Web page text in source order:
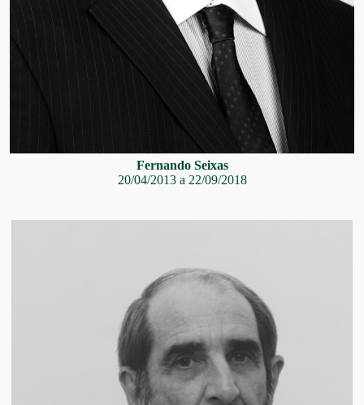
Fernando Seixas
20/04/2013 a 22/09/2018